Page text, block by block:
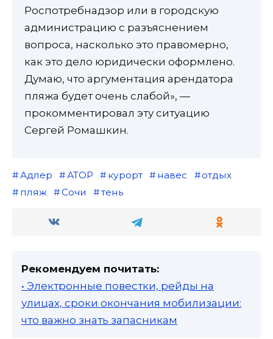
Роспотребнадзор или в городскую
администрацию с разъяснением
вопроса, насколько это правомерно,
как это дело юридически оформлено.
Думаю, что аргументация арендатора
пляжа будет очень слабой», —
прокомментировал эту ситуацию
Сергей Ромашкин.
Адлер АТОР курорт навес
отдых
пляж
Сочи тень
Рекомендуем почитать:
• Электронные повестки, рейды на
улицах, сроки окончания мобилизации:
что важно знать запасникам